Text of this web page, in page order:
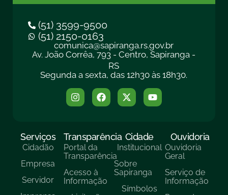
(51) 3599-9500
(51) 2150-0163
comunica@sapiranga.rs.gov.br
Av. João Corrêa, 793 - Centro, Sapiranga -
RS
Segunda a sexta, das 12h30 às 18h30.
Serviços
Cidadão
Empresa
Servidor
Transparência
Portal da
Transparência
Acesso à
Informação
Cidade
Institucional
Sobre
Sapiranga
Símbolos
Ouvidoria
Ouvidoria
Geral
Serviço de
Informação